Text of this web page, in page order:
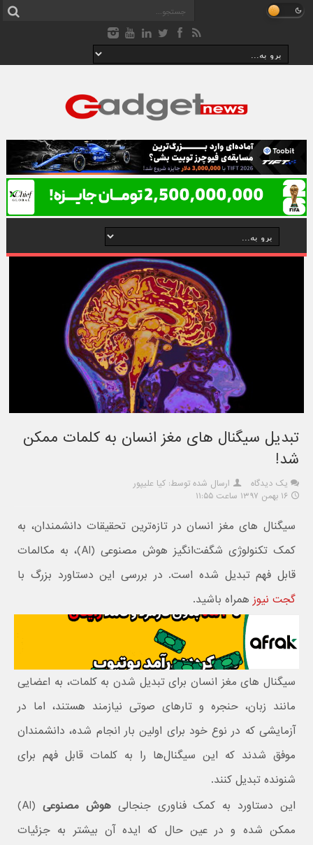
تبدیل سیگنال های مغز انسان به کلمات ممکن
شد!
یک دیدگاه
ارسال شده توسط: کیا علیپور
۱۶ بهمن ۱۳۹۷ ساعت ۱۱:۵۵
سیگنال های مغز انسان در تازه‌ترین تحقیقات دانشمندان، به
کمک تکنولوژی شگفت‌انگیز هوش مصنوعی (AI)، به مکالمات
قابل فهم تبدیل شده است. در بررسی این دستاورد بزرگ با
گجت نیوز همراه باشید.
سیگنال های مغز انسان برای تبدیل شدن به کلمات، به اعضایی
مانند زبان، حنجره و تارهای صوتی نیازمند هستند، اما در
آزمایشی که در نوع خود برای اولین بار انجام شده،‌ دانشمندان
موفق شدند که این سیگنال‌ها را به کلمات قابل فهم برای
شنونده تبدیل کنند.
این دستاورد به کمک فناوری جنجالیهوش مصنوعی
(AI)
ممکن شده و در عین حال که ایده آن بیشتر به جزئیات